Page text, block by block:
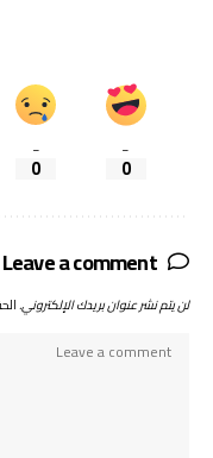
0
0
Leave a comment
لن يتم نشر عنوان بريدك الإلكتروني.